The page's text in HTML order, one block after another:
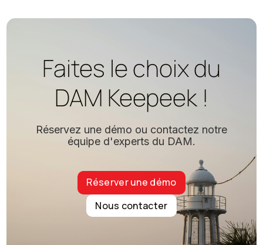
Faites le choix du
DAM Keepeek !
Réservez une démo ou contactez notre
équipe d'experts du DAM.
Réserver une démo
Nous contacter